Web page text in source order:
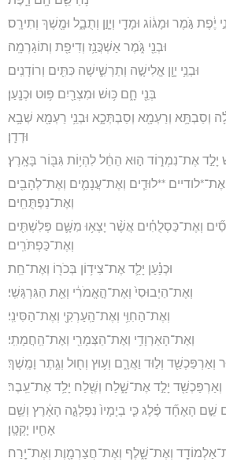
יֶ֔פֶת גֹּ֣מֶר וּמָג֔וֹג וּמָדַ֖י וְיָוָ֣ן וְתֻבָ֑ל וּמֶ֖שֶׁךְ וְתִירָֽס׃
וּבְנֵ֖י גֹּ֑מֶר אַשְׁכֲּנַ֥ז וְדִיפַ֖ת וְתוֹגַרְמָֽה׃
וּבְנֵ֥י יָוָ֖ן אֱלִישָׁ֣ה וְתַרְשִׁ֑ישָׁה כִּתִּ֖ים וְרוֹדָנִֽים׃
בְּנֵ֖י חָ֑ם כּ֥וּשׁ וּמִצְרַ֖יִם פּ֥וּט וּכְנָֽעַן׃
וְסַבְתָּ֥א וְרַעְמָ֖א וְסַבְתְּכָ֑א וּבְנֵ֥י רַעְמָ֖א שְׁבָ֥א
וּדְדָֽן׃
יָלַ֣ד אֶת־נִמְר֑וֹד ה֣וּא הֵחֵ֔ל לִהְי֥וֹת גִּבּ֖וֹר בָּאָֽרֶץ׃
**לוּדִ֧ים וְאֶת־עֲנָמִ֛ים וְאֶת־לְהָבִ֖ים
וְאֶת־נַפְתֻּחִֽים׃
וְאֶת־כַּסְלֻחִ֗ים אֲשֶׁ֨ר יָצְא֥וּ מִשָּׁ֛ם פְּלִשְׁתִּ֖ים
וְאֶת־כַּפְתֹּרִֽים׃
וּכְנַ֗עַן יָלַ֛ד אֶת־צִיד֥וֹן בְּכֹר֖וֹ וְאֶת־חֵֽת׃
וְאֶת־הַיְבוּסִי֙ וְאֶת־הָ֣אֱמֹרִ֔י וְאֵ֖ת הַגִּרְגָּשִֽׁי׃
וְאֶת־הַחִוִּ֥י וְאֶת־הַֽעַרְקִ֖י וְאֶת־הַסִּינִֽי׃
וְאֶת־הָאַרְוָדִ֥י וְאֶת־הַצְּמָרִ֖י וְאֶת־הַֽחֲמָתִֽי׃
וְאַרְפַּכְשַׁ֖ד וְל֣וּד וַאֲרָ֑ם וְע֥וּץ וְח֖וּל וְגֶ֥תֶר וָמֶֽשֶׁךְ׃
וְאַרְפַּכְשַׁ֖ד יָלַ֣ד אֶת־שָׁ֑לַח וְשֶׁ֖לַח יָלַ֥ד אֶת־עֵֽבֶר׃
שֵׁ֣ם הָאֶחָ֞ד פֶּ֗לֶג כִּ֤י בְיָמָיו֙ נִפְלְגָ֣ה הָאָ֔רֶץ וְשֵׁ֥ם
אָחִ֖יו יָקְטָֽן׃
וְאֶת־שָׁ֑לֶף וְאֶת־חֲצַרְמָ֖וֶת וְאֶת־יָֽרַח׃